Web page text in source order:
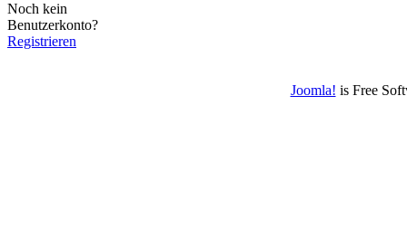
Noch kein
Benutzerkonto?
Registrieren
Joomla! is Free